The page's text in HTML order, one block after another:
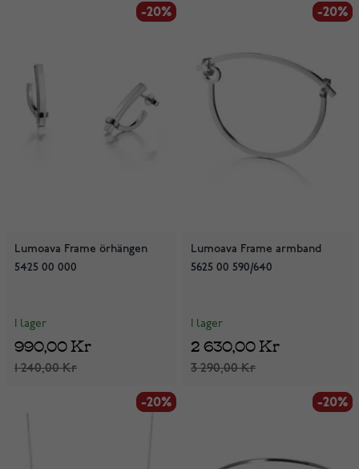
-20%
-20%
Lumoava Frame örhängen
5425 00 000
I lager
1 240,00 Kr
990,00 Kr
-20%
-20%
Lumoava Frame armband
5625 00 590/640
I lager
3 290,00 Kr
2 630,00 Kr
-20%
-20% -20%
-20%